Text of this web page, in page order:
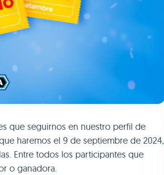
que seguirnos en nuestro perfil de
haremos el 9 de septiembre de 2024,
Entre todos los participantes que
o ganadora.